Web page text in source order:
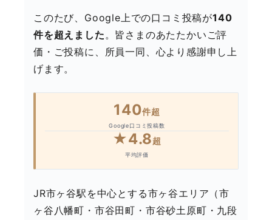
このたび、Google上での口コミ投稿が140
件を超えました 。皆さまのあたたかいご評
価・ご投稿に、所員一同、心より感謝申し上
げます。
140件超
Google口コミ投稿数
★4.8超
平均評価
JR市ヶ谷駅を中心とする市ヶ谷エリア（市
ヶ谷八幡町・市谷田町・市谷砂土原町・九段